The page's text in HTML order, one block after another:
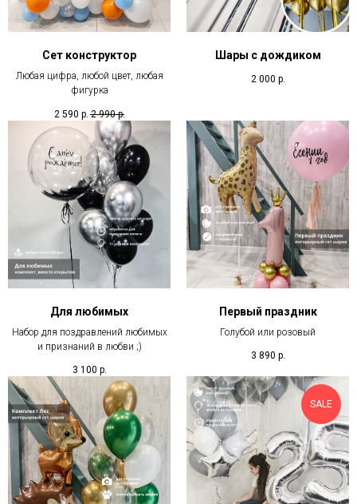
Сет конструктор
Любая цифра, любой цвет, любая
фигурка
2 590 р. 2 990 р.
Шары с дождиком
2 000 р.
Для любимых
Набор для поздравлений любимых
и признаний в любви ;)
3 100 р.
Первый праздник
Голубой или розовый
3 890 р.
SALE